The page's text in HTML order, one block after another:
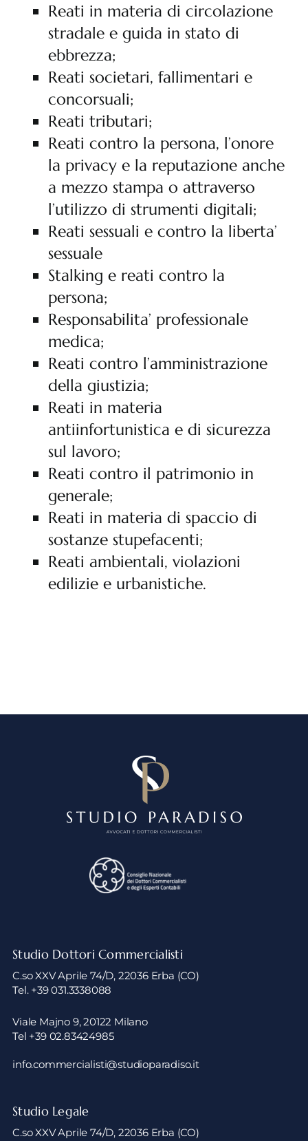
Reati in materia di circolazione
stradale e guida in stato di
ebbrezza;
Reati societari, fallimentari e
concorsuali;
Reati tributari;
Reati contro la persona, l’onore
la privacy e la reputazione anche
a mezzo stampa o attraverso
l’utilizzo di strumenti digitali;
Reati sessuali e contro la liberta’
sessuale
Stalking e reati contro la
persona;
Responsabilita’ professionale
medica;
Reati contro l’amministrazione
della giustizia;
Reati in materia
antiinfortunistica e di sicurezza
sul lavoro;
Reati contro il patrimonio in
generale;
Reati in materia di spaccio di
sostanze stupefacenti;
Reati ambientali, violazioni
edilizie e urbanistiche.
Studio Dottori Commercialisti
C.so XXV Aprile 74/D, 22036 Erba (CO)
Tel. +39 031.3338088
Viale Majno 9, 20122 Milano
Tel +39 02.83424985
info.commercialisti@studioparadiso.it
Studio Legale
C.so XXV Aprile 74/D, 22036 Erba (CO)